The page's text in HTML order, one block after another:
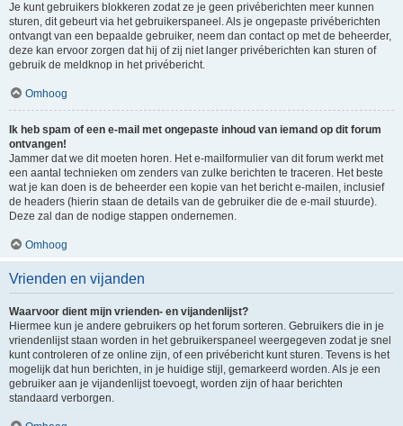
Je kunt gebruikers blokkeren zodat ze je geen privéberichten meer kunnen
sturen, dit gebeurt via het gebruikerspaneel. Als je ongepaste privéberichten
ontvangt van een bepaalde gebruiker, neem dan contact op met de beheerder,
deze kan ervoor zorgen dat hij of zij niet langer privéberichten kan sturen of
gebruik de meldknop in het privébericht.
Omhoog
Ik heb spam of een e-mail met ongepaste inhoud van iemand op dit forum
ontvangen!
Jammer dat we dit moeten horen. Het e-mailformulier van dit forum werkt met
een aantal technieken om zenders van zulke berichten te traceren. Het beste
wat je kan doen is de beheerder een kopie van het bericht e-mailen, inclusief
de headers (hierin staan de details van de gebruiker die de e-mail stuurde).
Deze zal dan de nodige stappen ondernemen.
Omhoog
Vrienden en vijanden
Waarvoor dient mijn vrienden- en vijandenlijst?
Hiermee kun je andere gebruikers op het forum sorteren. Gebruikers die in je
vriendenlijst staan worden in het gebruikerspaneel weergegeven zodat je snel
kunt controleren of ze online zijn, of een privébericht kunt sturen. Tevens is het
mogelijk dat hun berichten, in je huidige stijl, gemarkeerd worden. Als je een
gebruiker aan je vijandenlijst toevoegt, worden zijn of haar berichten
standaard verborgen.